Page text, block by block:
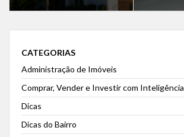
CATEGORIAS
Administração de Imóveis
Comprar, Vender e Investir com Inteligência
Dicas
Dicas do Bairro